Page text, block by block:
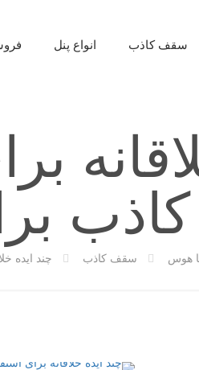
سقف کاذب انواع پنل
کاذب
هوس سقف کاذب چند ایده